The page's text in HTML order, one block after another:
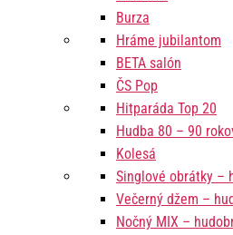
Burza
Hráme jubilantom
BETA salón
ČS Pop
Hitparáda Top 20
Hudba 80 – 90
Kolesá
Singlové obrátky –
Večerný džem –
Nočný MIX –